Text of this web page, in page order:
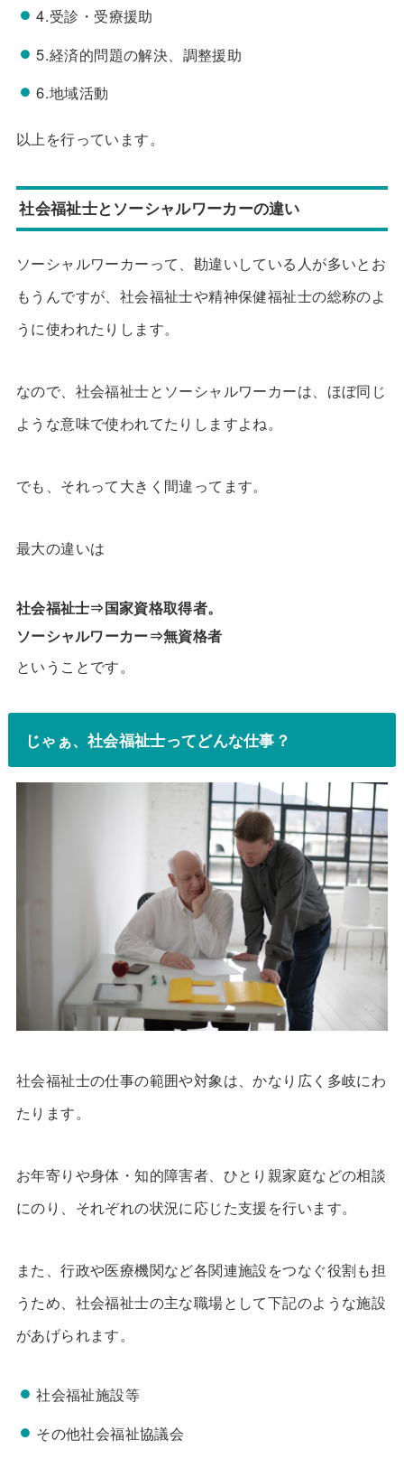
4.受診・受療援助
5.経済的問題の解決、調整援助
6.地域活動
以上を行っています。
社会福祉士とソーシャルワーカーの違い
ソーシャルワーカーって、勘違いしている人が多いとお
もうんですが、社会福祉士や精神保健福祉士の総称のよ
うに使われたりします。
なので、社会福祉士とソーシャルワーカーは、ほぼ同じ
ような意味で使われてたりしますよね。
でも、それって大きく間違ってます。
最大の違いは
社会福祉士⇒国家資格取得者。
ソーシャルワーカー⇒無資格者
ということです。
じゃぁ、社会福祉士ってどんな仕事？
社会福祉士の仕事の範囲や対象は、かなり広く多岐にわ
たります。
お年寄りや身体・知的障害者、ひとり親家庭などの相談
にのり、それぞれの状況に応じた支援を行います。
また、行政や医療機関など各関連施設をつなぐ役割も担
うため、社会福祉士の主な職場として下記のような施設
があげられます。
社会福祉施設等
その他社会福祉協議会